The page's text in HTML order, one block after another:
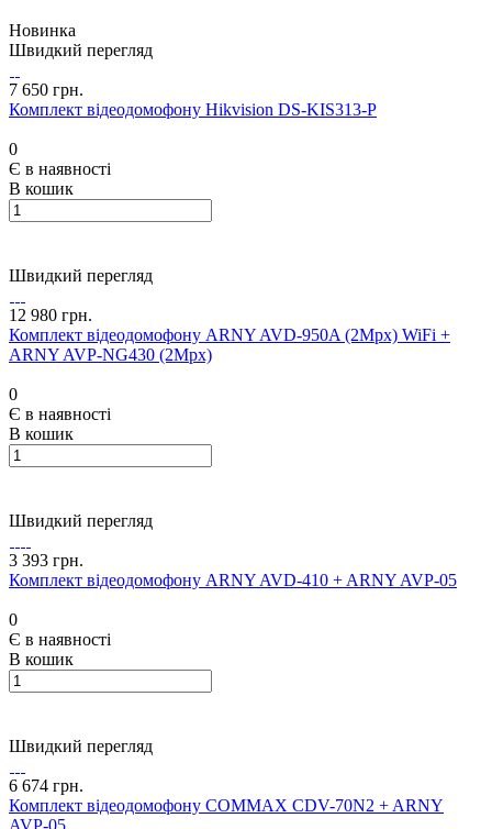
Новинка
Швидкий перегляд
7 650 грн.
Комплект відеодомофону Hikvision DS-KIS313-P
0
Є в наявності
В кошик
Швидкий перегляд
12 980 грн.
Комплект відеодомофону ARNY AVD-950A (2Mpx) WiFi +
ARNY AVP-NG430 (2Mpx)
0
Є в наявності
В кошик
Швидкий перегляд
3 393 грн.
Комплект відеодомофону ARNY AVD-410 + ARNY AVP-05
0
Є в наявності
В кошик
Швидкий перегляд
6 674 грн.
Комплект відеодомофону COMMAX CDV-70N2 + ARNY